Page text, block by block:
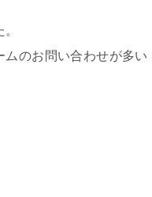
のお問い合わせが多い